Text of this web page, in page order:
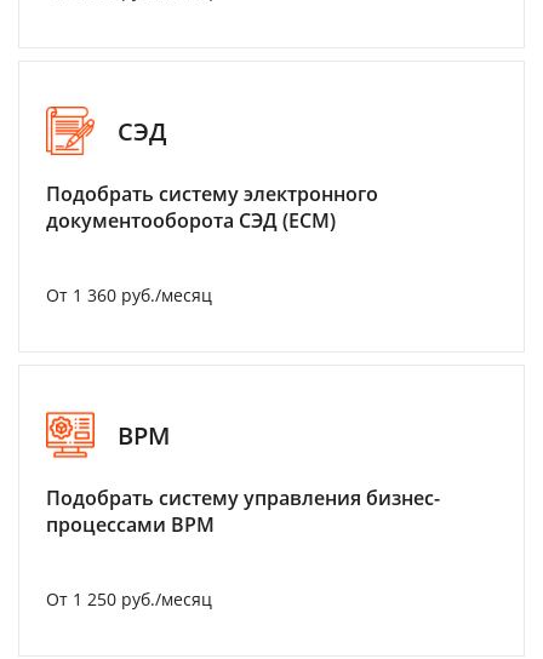
СЭД
Подобрать систему электронного
документооборота СЭД (ECM)
От 1 360 руб./месяц
BPM
Подобрать систему управления бизнес-
процессами BPM
От 1 250 руб./месяц